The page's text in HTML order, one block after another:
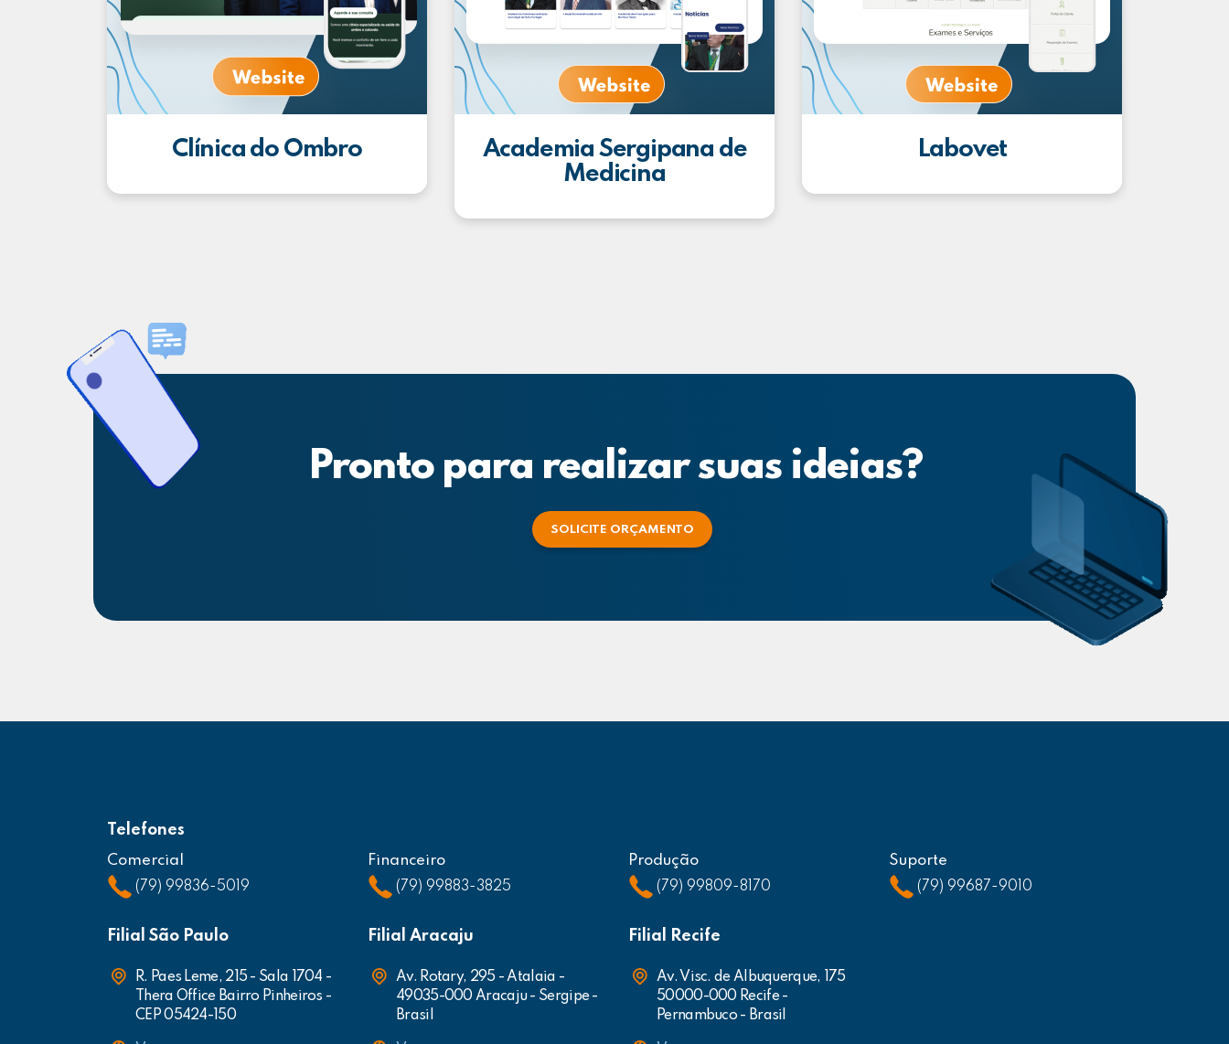
Clínica do Ombro
Academia Sergipana de
Medicina
Labovet
Pronto para realizar suas ideias?
SOLICITE ORÇAMENTO
Telefones
Comercial
(79) 99836-5019
Financeiro
(79) 99883-3825
Produção
(79) 99809-8170
Suporte
(79) 99687-9010
Filial São Paulo
R. Paes Leme, 215 - Sala 1704 -
Thera Office Bairro Pinheiros -
CEP 05424-150
Filial Aracaju
Av. Rotary, 295 - Atalaia -
49035-000 Aracaju - Sergipe -
Brasil
Filial Recife
Av. Visc. de Albuquerque, 175
50000-000 Recife -
Pernambuco - Brasil